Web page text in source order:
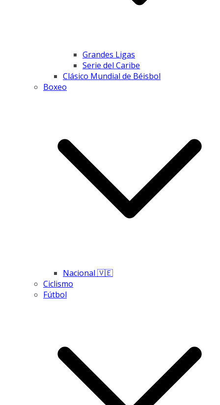
Grandes Ligas
Serie del Caribe
Clásico Mundial de Béisbol
Boxeo
Nacional 🇻🇪
Ciclismo
Fútbol